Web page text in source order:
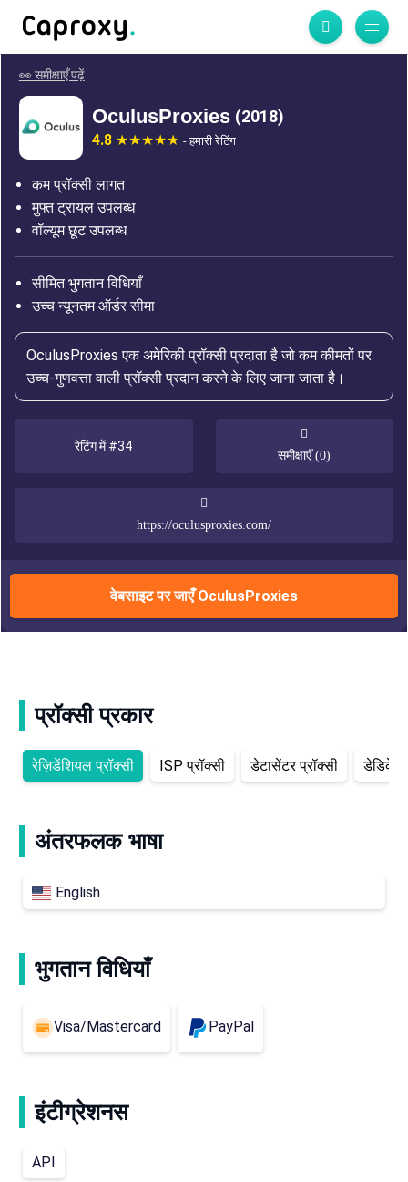
👀 समीक्षाएँ पढ़ें
OculusProxies (2018)
4.8 - हमारी रेटिंग
कम प्रॉक्सी लागत
मुफ्त ट्रायल उपलब्ध
वॉल्यूम छूट उपलब्ध
सीमित भुगतान विधियाँ
उच्च न्यूनतम ऑर्डर सीमा
OculusProxies एक अमेरिकी प्रॉक्सी प्रदाता है जो कम कीमतों पर
उच्च-गुणवत्ता वाली प्रॉक्सी प्रदान करने के लिए जाना जाता है।
रेटिंग में #34
समीक्षाएँ (0)
https://oculusproxies.com/
वेबसाइट पर जाएँ OculusProxies
प्रॉक्सी प्रकार
रेज़िडेंशियल प्रॉक्सी ISP प्रॉक्सी डेटासेंटर प्रॉक्सी
अंतरफलक भाषा
English
भुगतान विधियाँ
Visa/Mastercard PayPal
इंटीग्रेशनस
API